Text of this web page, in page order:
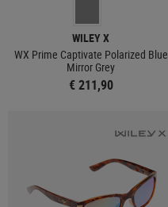
WILEY X
WX Prime Captivate Polarized Blue
Mirror Grey
€ 211,90